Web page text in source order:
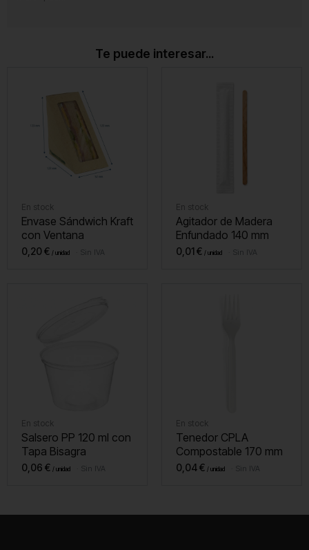
Te puede interesar...
En stock
Envase Sándwich Kraft
con Ventana
0,20 € Sin IVA
En stock
Agitador de Madera
Enfundado 140 mm
0,01€ Sin IVA
En stock
Salsero PP 120 ml con
Tapa Bisagra
0,06 € Sin IVA
En stock
Tenedor CPLA
Compostable 170 mm
0,04€ Sin IVA